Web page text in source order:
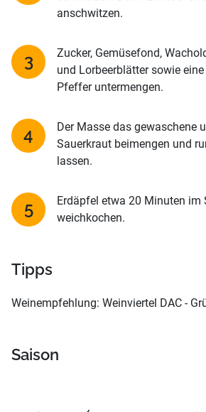
anschwitzen.
Zucker, Gemüsefond,
und Lorbeerblätter sowie
Pfeffer untermengen.
Der Masse das gewaschene
Sauerkraut beimengen und
lassen.
Erdäpfel etwa 20 Minuten im
weichkochen.
Tipps
Weinempfehlung: Weinviertel DAC -
Saison